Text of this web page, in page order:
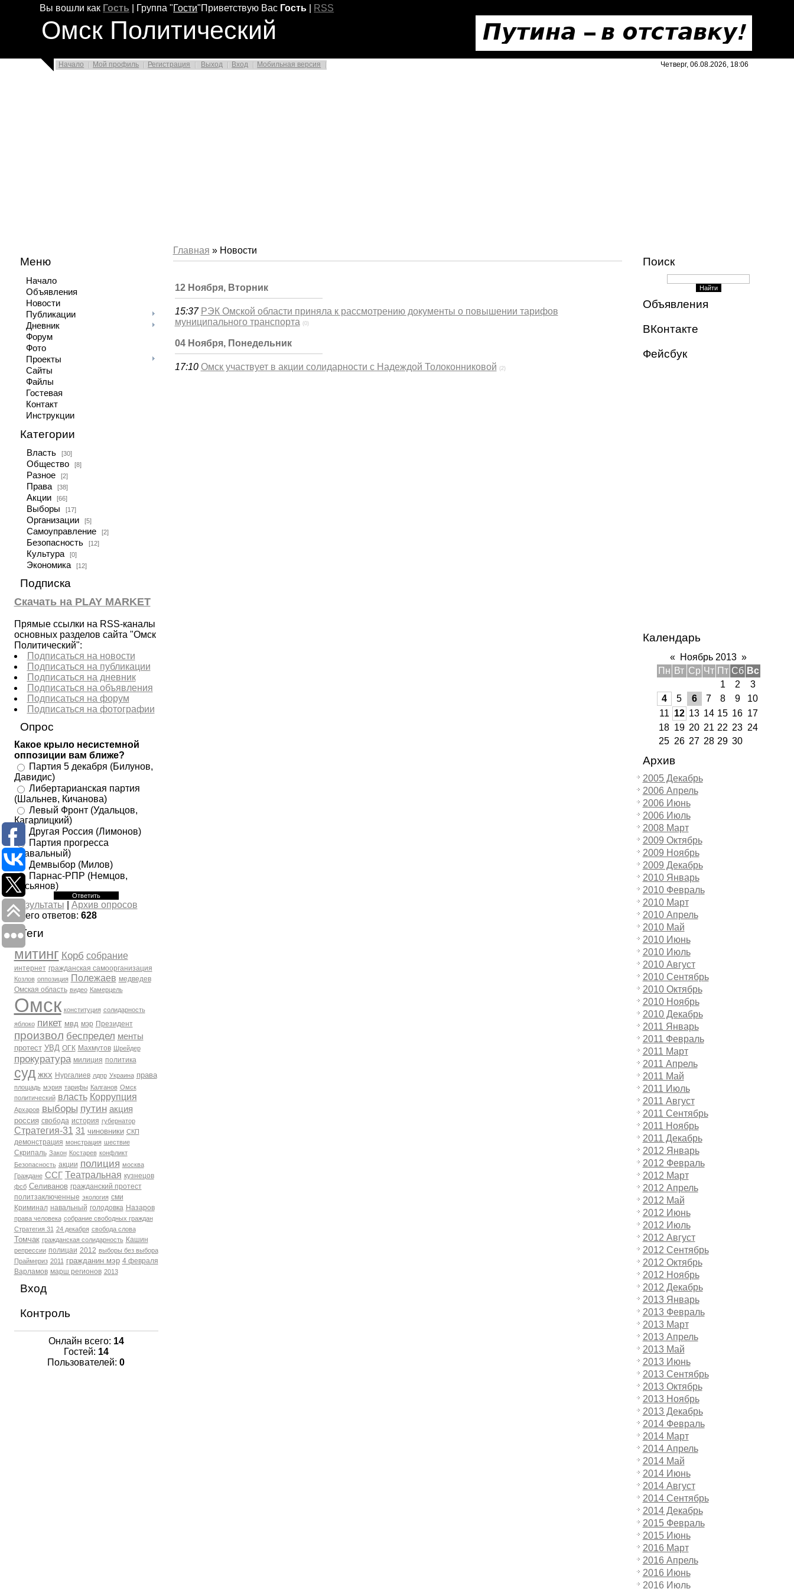
Вы вошли как Гость Группа "Гости"Приветствую Вас Гость RSS
Омск Политический
Начало Мой профиль Регистрация Выход Вход Мобильная версия Четверг, 06.08.2026, 18:06
Меню
Начало
Объявления
Новости
Публикации
Дневник
Форум
Фото
Проекты
Сайты
Файлы
Гостевая
Контакт
Инструкции
Категории
Власть [30]
Общество [8]
Разное [2]
Права [38]
Акции [66]
Выборы [17]
Организации [5]
Самоуправление [2]
Безопасность [12]
Культура [0]
Экономика [12]
Подписка
Скачать на PLAY MARKET
Прямые ссылки на RSS-каналы
основных разделов сайта "Омск
Политический":
Подписаться на новости
Подписаться на публикации
Подписаться на дневник
Подписаться на объявления
Подписаться на форум
Подписаться на фотографии
Опрос
Какое крыло несистемной
оппозиции вам ближе?
Партия 5 декабря (Билунов,
Давидис)
Либертарианская партия
(Шальнев, Кичанова)
Левый Фронт (Удальцов,
Кагарлицкий)
Другая Россия (Лимонов)
Партия прогресса
(Навальный)
Демвыбор (Милов)
Парнас-РПР (Немцов,
Касьянов)
Результаты
Архив опросов
Всего ответов: 628
Теги
митинг Корб собрание
интернет гражданская самоорганизация
Козлов оппозиция Полежаев медведев
Омская область видео Камерцель
Омск конституция солидарность
яблоко пикет мвд мэр Президент
произвол беспредел менты
протест УВД ОГК Махмутов Шрейдер
прокуратура милиция политика
суд жкх Нургалиев лдпр Украина права
площадь мэрия тарифы Калганов Омск
политический власть Коррупция
Архаров выборы путин акция
россия свобода история губернатор
Стратегия-31 31 чиновники СКП
демонстрация монстрация шествие
Скрипаль Закон Костарев конфликт
Безопасность акции полиция москва
Граждане ССГ Театральная кузнецов
фсб Селиванов гражданский протест
политзаключенные экология сми
Криминал навальный голодовка Назаров
права человека собрание свободных граждан
Стратегия 31 24 декабря свобода слова
Томчак гражданская солидарность Кашин
репрессии полицаи 2012 выборы без выбора
Праймериз 2011 гражданин мэр 4 февраля
Варламов марш регионов 2013
Вход
Контроль
Онлайн всего: 14
Гостей: 14
Пользователей: 0
Главная » Новости
12 Ноября, Вторник
15:37 РЭК Омской области приняла к рассмотрению документы о повышении тарифов
муниципального транспорта (0)
04 Ноября, Понедельник
17:10 Омск участвует в акции солидарности с Надеждой Толоконниковой (2)
Поиск
Объявления
ВКонтакте
Фейсбук
Календарь
« Ноябрь 2013 »
Пн Вт Ср Чт Пт Сб Вс
1
2
3
4
5 6 7 8 9
10
11 12 13 14 15 16 17
18 19 20 21 22 23 24
25 26 27 28 29 30
Архив
2005 Декабрь
2006 Апрель
2006 Июнь
2006 Июль
2008 Март
2009 Октябрь
2009 Ноябрь
2009 Декабрь
2010 Январь
2010 Февраль
2010 Март
2010 Апрель
2010 Май
2010 Июнь
2010 Июль
2010 Август
2010 Сентябрь
2010 Октябрь
2010 Ноябрь
2010 Декабрь
2011 Январь
2011 Февраль
2011 Март
2011 Апрель
2011 Май
2011 Июль
2011 Август
2011 Сентябрь
2011 Ноябрь
2011 Декабрь
2012 Январь
2012 Февраль
2012 Март
2012 Апрель
2012 Май
2012 Июнь
2012 Июль
2012 Август
2012 Сентябрь
2012 Октябрь
2012 Ноябрь
2012 Декабрь
2013 Январь
2013 Февраль
2013 Март
2013 Апрель
2013 Май
2013 Июнь
2013 Сентябрь
2013 Октябрь
2013 Ноябрь
2013 Декабрь
2014 Февраль
2014 Март
2014 Апрель
2014 Май
2014 Июнь
2014 Август
2014 Сентябрь
2014 Декабрь
2015 Февраль
2015 Июнь
2016 Март
2016 Апрель
2016 Июнь
2016 Июль